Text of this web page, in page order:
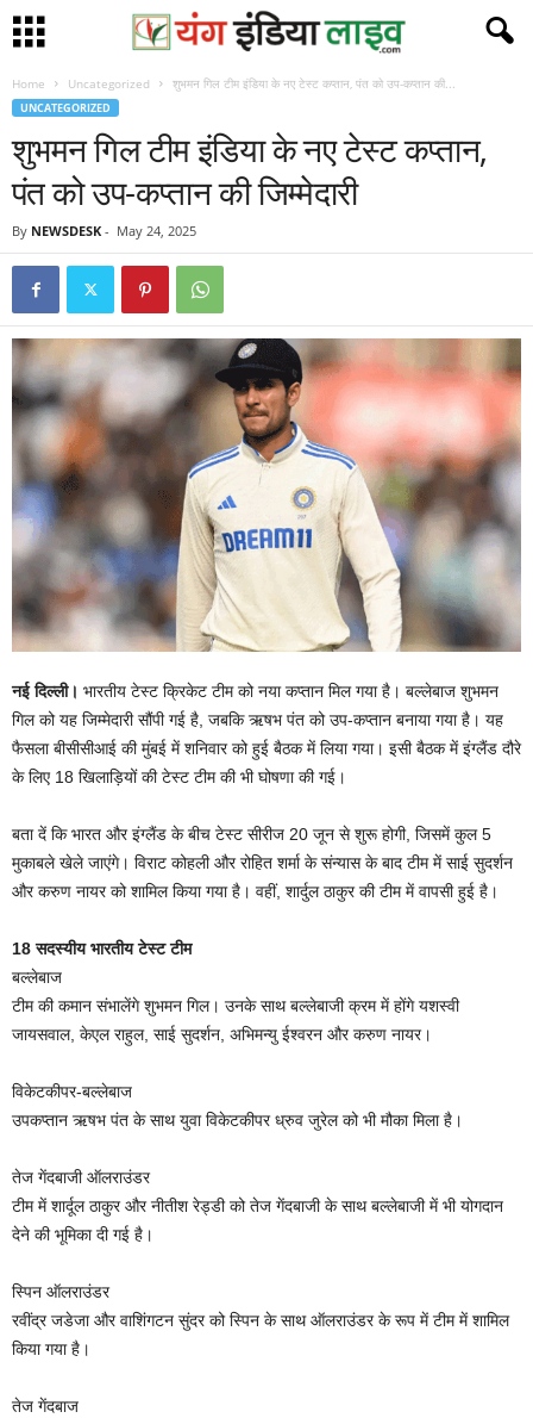
Home Uncategorized शुभमन गिल टीम इंडिया के नए टेस्ट कप्तान, पंत को उप-कप्तान की...
UNCATEGORIZED
शुभमन गिल टीम इंडिया के नए टेस्ट कप्तान,
पंत को उप-कप्तान की जिम्मेदारी
By NEWSDESK - May 24, 2025
नई दिल्ली। भारतीय टेस्ट क्रिकेट टीम को नया कप्तान मिल गया है। बल्लेबाज शुभमन
गिल को यह जिम्मेदारी सौंपी गई है, जबकि ऋषभ पंत को उप-कप्तान बनाया गया है। यह
फैसला बीसीसीआई की मुंबई में शनिवार को हुई बैठक में लिया गया। इसी बैठक में इंग्लैंड दौरे
के लिए 18 खिलाड़ियों की टेस्ट टीम की भी घोषणा की गई।
बता दें कि भारत और इंग्लैंड के बीच टेस्ट सीरीज 20 जून से शुरू होगी, जिसमें कुल 5
मुकाबले खेले जाएंगे। विराट कोहली और रोहित शर्मा के संन्यास के बाद टीम में साई सुदर्शन
और करुण नायर को शामिल किया गया है। वहीं, शार्दुल ठाकुर की टीम में वापसी हुई है।
18 सदस्यीय भारतीय टेस्ट टीम
बल्लेबाज
टीम की कमान संभालेंगे शुभमन गिल। उनके साथ बल्लेबाजी क्रम में होंगे यशस्वी
जायसवाल, केएल राहुल, साई सुदर्शन, अभिमन्यु ईश्वरन और करुण नायर।
विकेटकीपर-बल्लेबाज
उपकप्तान ऋषभ पंत के साथ युवा विकेटकीपर ध्रुव जुरेल को भी मौका मिला है।
तेज गेंदबाजी ऑलराउंडर
टीम में शार्दूल ठाकुर और नीतीश रेड्डी को तेज गेंदबाजी के साथ बल्लेबाजी में भी योगदान
देने की भूमिका दी गई है।
स्पिन ऑलराउंडर
रवींद्र जडेजा और वाशिंगटन सुंदर को स्पिन के साथ ऑलराउंडर के रूप में टीम में शामिल
किया गया है।
तेज गेंदबाज